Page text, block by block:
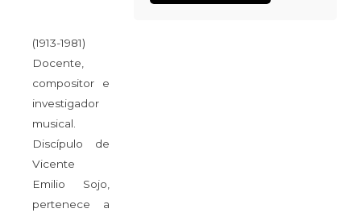
(1913-1981)
Docente,
compositor e
investigador
musical.
Discípulo de
Vicente
Emilio Sojo,
pertenece a